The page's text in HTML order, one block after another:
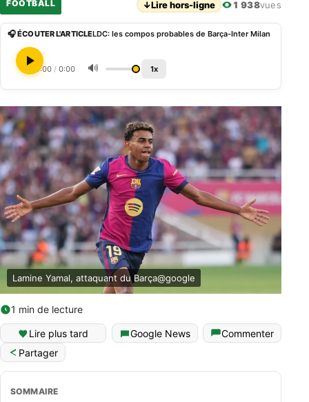
FOOTBALL ↓Lire hors-ligne 1 938vues
🎧 ÉCOUTER L'ARTICLELDC: les compos probables de Barça-Inter Milan
0:00 / 0:00 🔊 1x
Lamine Yamal, attaquant du Barça@google
1 min de lecture
Lire plus tard Google News
Commenter
Partager
SOMMAIRE